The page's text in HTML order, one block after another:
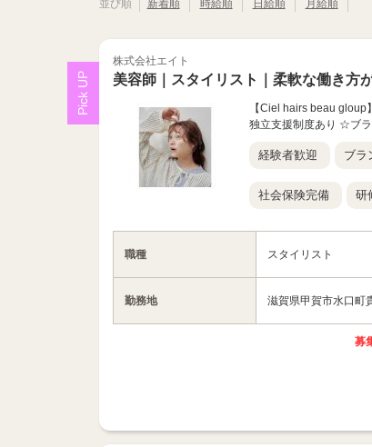
並び順 新着順 時給順 日給順 月給順
株式会社エイト
美容師｜スタイリスト｜柔軟な働き方
【Ciel hairs beau
独立支援制度あり ☆ブ
経験者歓迎 ブラ
社会保険完備 研
職種 スタイリスト
勤務地 滋賀県甲賀市水口町
募